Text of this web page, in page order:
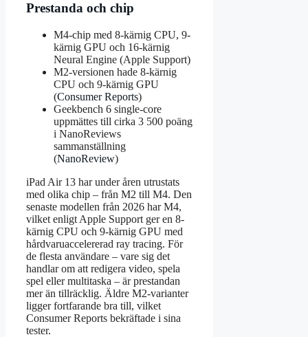
Prestanda och chip
M4-chip med 8-kärnig CPU, 9-
kärnig GPU och 16-kärnig
Neural Engine (Apple Support)
M2-versionen hade 8-kärnig
CPU och 9-kärnig GPU
(Consumer Reports)
Geekbench 6 single-core
uppmättes till cirka 3 500 poäng
i NanoReviews
sammanställning
(NanoReview)
iPad Air 13 har under åren utrustats
med olika chip – från M2 till M4. Den
senaste modellen från 2026 har M4,
vilket enligt Apple Support ger en 8-
kärnig CPU och 9-kärnig GPU med
hårdvaruaccelererad ray tracing. För
de flesta användare – vare sig det
handlar om att redigera video, spela
spel eller multitaska – är prestandan
mer än tillräcklig. Äldre M2-varianter
ligger fortfarande bra till, vilket
Consumer Reports bekräftade i sina
tester.